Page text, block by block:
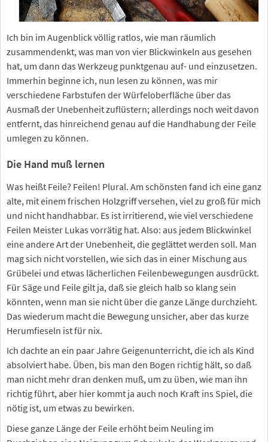
Ich bin im Augenblick völlig ratlos, wie man räumlich
zusammendenkt, was man von vier Blickwinkeln aus gesehen
hat, um dann das Werkzeug punktgenau auf- und einzusetzen.
Immerhin beginne ich, nun lesen zu können, was mir
verschiedene Farbstufen der Würfeloberfläche über das
Ausmaß der Unebenheit zuflüstern; allerdings noch weit davon
entfernt, das hinreichend genau auf die Handhabung der Feile
umlegen zu können.
Die Hand muß lernen
Was heißt Feile? Feilen! Plural. Am schönsten fand ich eine ganz
alte, mit einem frischen Holzgriff versehen, viel zu groß für mich
und nicht handhabbar. Es ist irritierend, wie viel verschiedene
Feilen Meister Lukas vorrätig hat. Also: aus jedem Blickwinkel
eine andere Art der Unebenheit, die geglättet werden soll. Man
mag sich nicht vorstellen, wie sich das in einer Mischung aus
Grübelei und etwas lächerlichen Feilenbewegungen ausdrückt.
Für Säge und Feile gilt ja, daß sie gleich halb so klang sein
könnten, wenn man sie nicht über die ganze Länge durchzieht.
Das wiederum macht die Bewegung unsicher, aber das kurze
Herumfieseln ist für nix.
Ich dachte an ein paar Jahre Geigenunterricht, die ich als Kind
absolviert habe. Üben, bis man den Bogen richtig hält, so daß
man nicht mehr dran denken muß, um zu üben, wie man ihn
richtig führt, aber hier kommt ja auch noch Kraft ins Spiel, die
nötig ist, um etwas zu bewirken.
Diese ganze Länge der Feile erhöht beim Neuling im